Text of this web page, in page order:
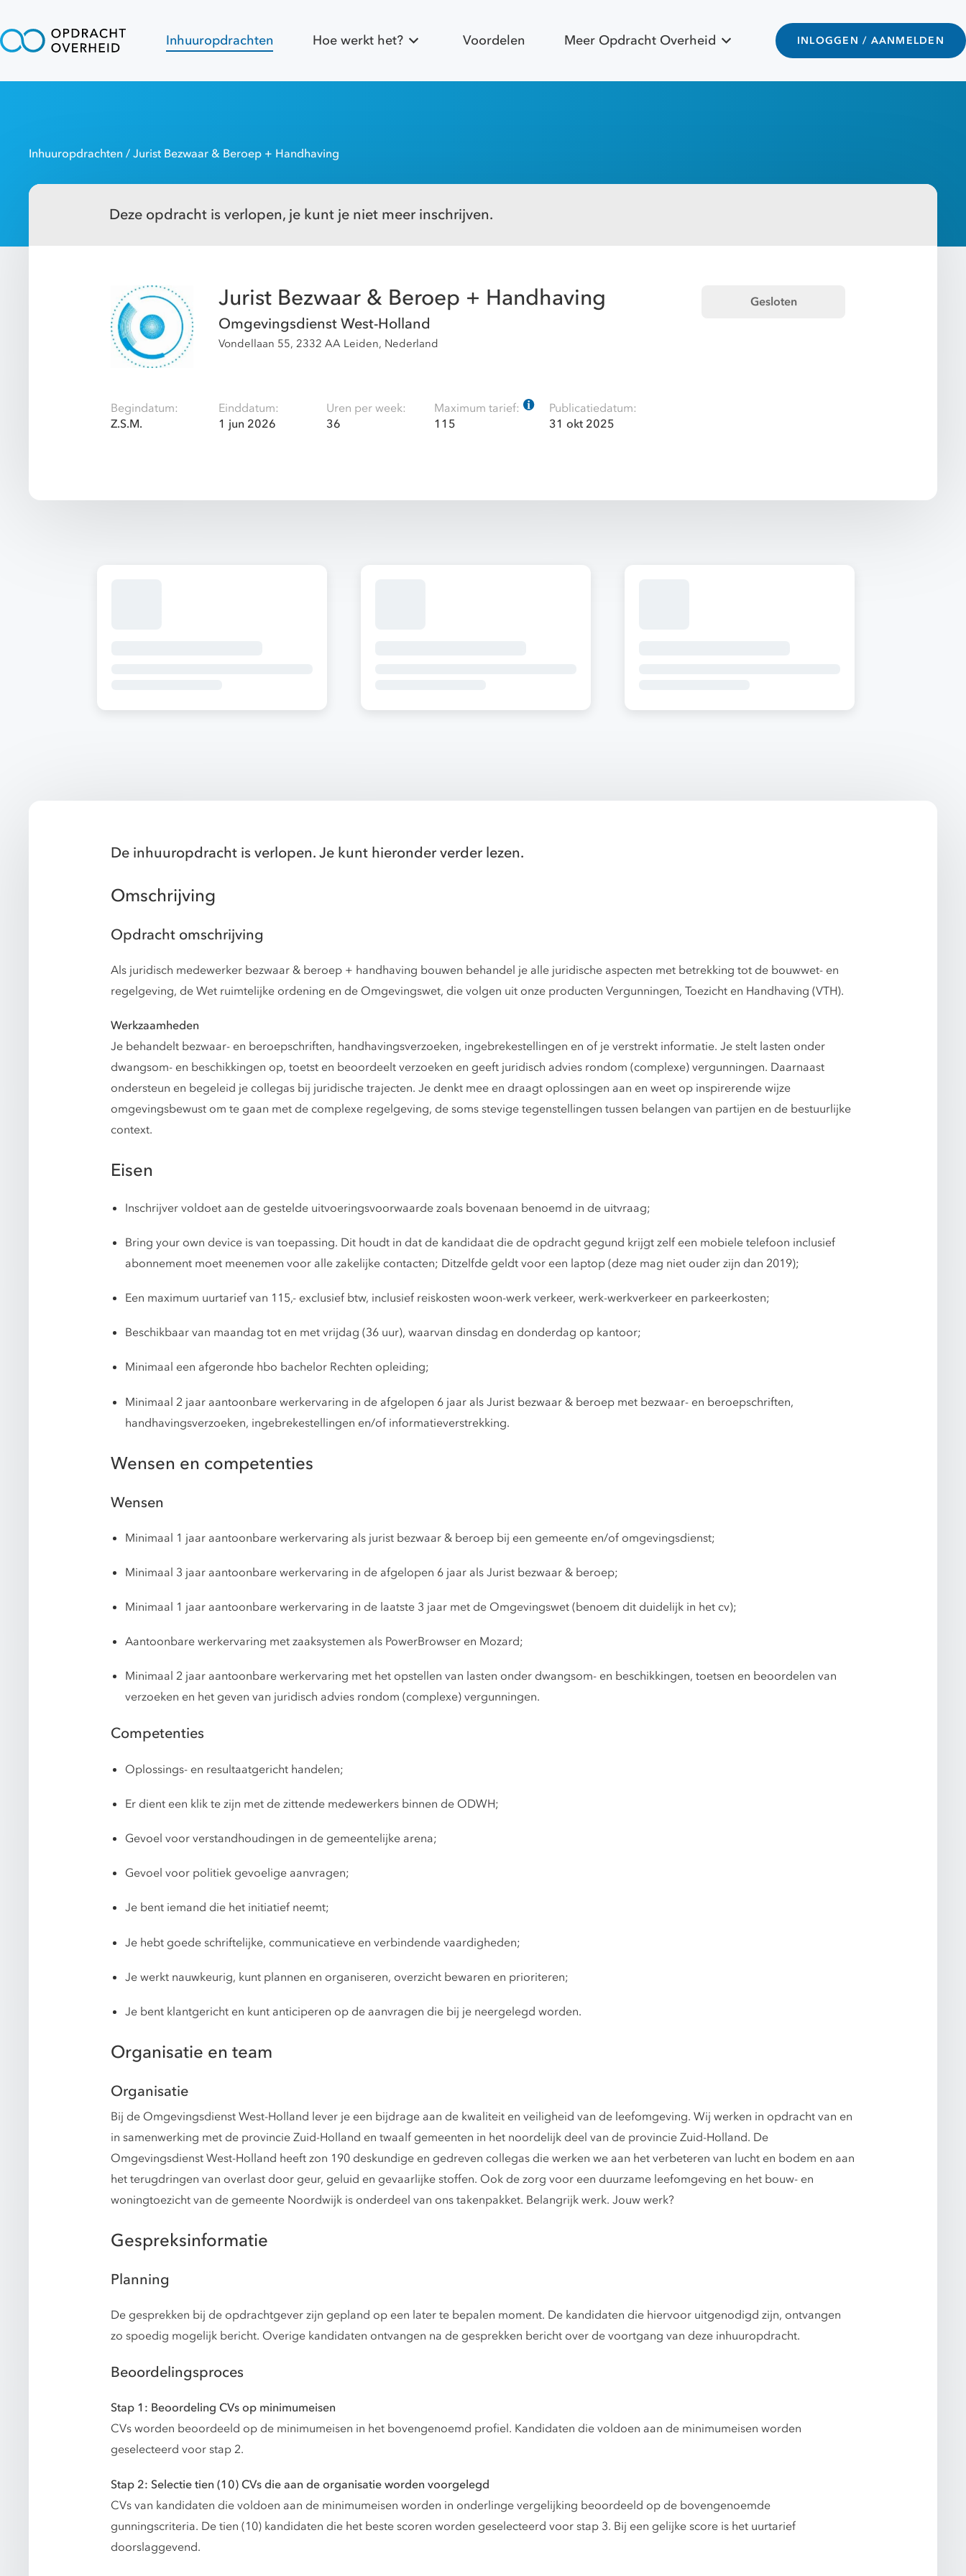
Inhuuropdrachten Hoe werkt het? Voordelen Meer Opdracht Overheid INLOGGEN / AANMELDEN
Inhuuropdrachten / Jurist Bezwaar & Beroep + Handhaving
Deze opdracht is verlopen, je kunt je niet meer inschrijven.
Jurist Bezwaar & Beroep + Handhaving
Omgevingsdienst West-Holland
Vondellaan 55, 2332 AA Leiden, Nederland
Gesloten
Begindatum:
Z.S.M.
Einddatum:
1 jun 2026
Uren per week:
36
Maximum tarief:
115
Publicatiedatum:
31 okt 2025
De inhuuropdracht is verlopen. Je kunt hieronder verder lezen.
Omschrijving
Opdracht omschrijving
Als juridisch medewerker bezwaar & beroep + handhaving bouwen behandel je alle juridische aspecten met betrekking tot de bouwwet- en
regelgeving, de Wet ruimtelijke ordening en de Omgevingswet, die volgen uit onze producten Vergunningen, Toezicht en Handhaving (VTH).
Werkzaamheden
Je behandelt bezwaar- en beroepschriften, handhavingsverzoeken, ingebrekestellingen en of je verstrekt informatie. Je stelt lasten onder
dwangsom- en beschikkingen op, toetst en beoordeelt verzoeken en geeft juridisch advies rondom (complexe) vergunningen. Daarnaast
ondersteun en begeleid je collegas bij juridische trajecten. Je denkt mee en draagt oplossingen aan en weet op inspirerende wijze
omgevingsbewust om te gaan met de complexe regelgeving, de soms stevige tegenstellingen tussen belangen van partijen en de bestuurlijke
context.
Eisen
Inschrijver voldoet aan de gestelde uitvoeringsvoorwaarde zoals bovenaan benoemd in de uitvraag;
Bring your own device is van toepassing. Dit houdt in dat de kandidaat die de opdracht gegund krijgt zelf een mobiele telefoon inclusief
abonnement moet meenemen voor alle zakelijke contacten; Ditzelfde geldt voor een laptop (deze mag niet ouder zijn dan 2019);
Een maximum uurtarief van 115,- exclusief btw, inclusief reiskosten woon-werk verkeer, werk-werkverkeer en parkeerkosten;
Beschikbaar van maandag tot en met vrijdag (36 uur), waarvan dinsdag en donderdag op kantoor;
Minimaal een afgeronde hbo bachelor Rechten opleiding;
Minimaal 2 jaar aantoonbare werkervaring in de afgelopen 6 jaar als Jurist bezwaar & beroep met bezwaar- en beroepschriften,
handhavingsverzoeken, ingebrekestellingen en/of informatieverstrekking.
Wensen en competenties
Wensen
Minimaal 1 jaar aantoonbare werkervaring als jurist bezwaar & beroep bij een gemeente en/of omgevingsdienst;
Minimaal 3 jaar aantoonbare werkervaring in de afgelopen 6 jaar als Jurist bezwaar & beroep;
Minimaal 1 jaar aantoonbare werkervaring in de laatste 3 jaar met de Omgevingswet (benoem dit duidelijk in het cv);
Aantoonbare werkervaring met zaaksystemen als PowerBrowser en Mozard;
Minimaal 2 jaar aantoonbare werkervaring met het opstellen van lasten onder dwangsom- en beschikkingen, toetsen en beoordelen van
verzoeken en het geven van juridisch advies rondom (complexe) vergunningen.
Competenties
Oplossings- en resultaatgericht handelen;
Er dient een klik te zijn met de zittende medewerkers binnen de ODWH;
Gevoel voor verstandhoudingen in de gemeentelijke arena;
Gevoel voor politiek gevoelige aanvragen;
Je bent iemand die het initiatief neemt;
Je hebt goede schriftelijke, communicatieve en verbindende vaardigheden;
Je werkt nauwkeurig, kunt plannen en organiseren, overzicht bewaren en prioriteren;
Je bent klantgericht en kunt anticiperen op de aanvragen die bij je neergelegd worden.
Organisatie en team
Organisatie
Bij de Omgevingsdienst West-Holland lever je een bijdrage aan de kwaliteit en veiligheid van de leefomgeving. Wij werken in opdracht van en
in samenwerking met de provincie Zuid-Holland en twaalf gemeenten in het noordelijk deel van de provincie Zuid-Holland. De
Omgevingsdienst West-Holland heeft zon 190 deskundige en gedreven collegas die werken we aan het verbeteren van lucht en bodem en aan
het terugdringen van overlast door geur, geluid en gevaarlijke stoffen. Ook de zorg voor een duurzame leefomgeving en het bouw- en
woningtoezicht van de gemeente Noordwijk is onderdeel van ons takenpakket. Belangrijk werk. Jouw werk?
Gespreksinformatie
Planning
De gesprekken bij de opdrachtgever zijn gepland op een later te bepalen moment. De kandidaten die hiervoor uitgenodigd zijn, ontvangen
zo spoedig mogelijk bericht. Overige kandidaten ontvangen na de gesprekken bericht over de voortgang van deze inhuuropdracht.
Beoordelingsproces
Stap 1: Beoordeling CVs op minimumeisen
CVs worden beoordeeld op de minimumeisen in het bovengenoemd profiel. Kandidaten die voldoen aan de minimumeisen worden
geselecteerd voor stap 2.
Stap 2: Selectie tien (10) CVs die aan de organisatie worden voorgelegd
CVs van kandidaten die voldoen aan de minimumeisen worden in onderlinge vergelijking beoordeeld op de bovengenoemde
gunningscriteria. De tien (10) kandidaten die het beste scoren worden geselecteerd voor stap 3. Bij een gelijke score is het uurtarief
doorslaggevend.